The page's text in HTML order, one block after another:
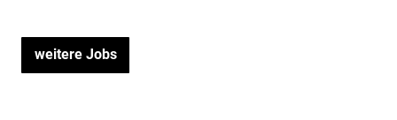
weitere Jobs